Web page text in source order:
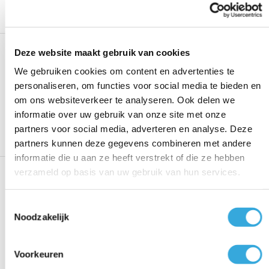
Deze website maakt gebruik van cookies
We gebruiken cookies om content en advertenties te
personaliseren, om functies voor social media te bieden en
om ons websiteverkeer te analyseren. Ook delen we
informatie over uw gebruik van onze site met onze
partners voor social media, adverteren en analyse. Deze
partners kunnen deze gegevens combineren met andere
informatie die u aan ze heeft verstrekt of die ze hebben
verzameld op basis van uw gebruik van hun services.
Noodzakelijk
Voorkeuren
1000W Tesy FinEco Cloud Zonder
AirSafe (33m³)
Voeg toe aan vergelijking
230,00
Op voorraad
Bekijk product
700W Sunway metalen infrarood